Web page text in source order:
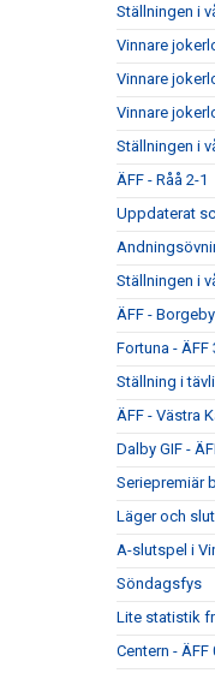
Ställningen i
Vinnare
Vinnare
Vinnare
Ställningen i
ÄFF - Råå 2-1
Uppdaterat
Ställningen i
ÄFF -
Fortuna - ÄFF
Ställning i
ÄFF - Västra
Dalby GIF -
Seriepremiär
Läger och
A-slutspel i
Söndagsfys
Lite statistik
Centern - ÄFF